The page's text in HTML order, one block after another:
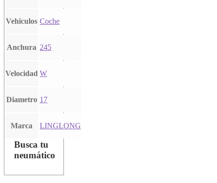
Vehiculos Coche
Anchura 245
Velocidad W
Diametro 17
Marca LINGLONG
Busca tu
neumático